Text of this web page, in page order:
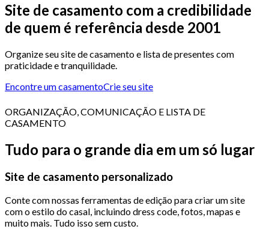
Site de casamento com a credibilidade
de quem é referência desde 2001
Organize seu site de casamento e lista de presentes com
praticidade e tranquilidade.
Encontre um casamentoCrie seu site
ORGANIZAÇÃO, COMUNICAÇÃO E LISTA DE
CASAMENTO
Tudo para o grande dia em um só lugar
Site de casamento personalizado
Conte com nossas ferramentas de edição para criar um site
com o estilo do casal, incluindo dress code, fotos, mapas e
muito mais. Tudo isso sem custo.